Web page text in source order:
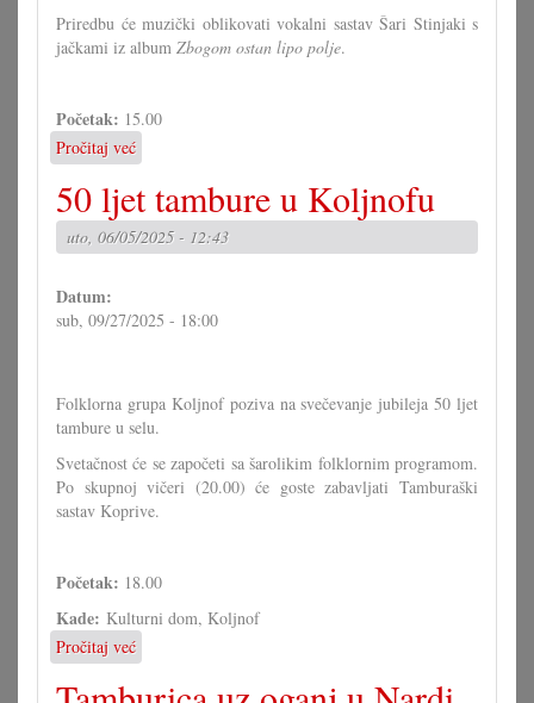
Priredbu će muzički oblikovati vokalni sastav Šari Stinjaki s
jačkami iz album Zbogom ostan lipo polje.
Početak: 15.00
Pročitaj već
Dan
muzeja
u
Prisiki
50 ljet tambure u Koljnofu
uto, 06/05/2025 - 12:43
Datum:
sub, 09/27/2025 - 18:00
Folklorna grupa Koljnof poziva na svečevanje jubileja 50 ljet
tambure u selu.
Svetačnost će se započeti sa šarolikim folklornim programom.
Po skupnoj vičeri (20.00) će goste zabavljati Tamburaški
sastav Koprive.
Početak: 18.00
Kade: Kulturni dom, Koljnof
Pročitaj već
50
ljet